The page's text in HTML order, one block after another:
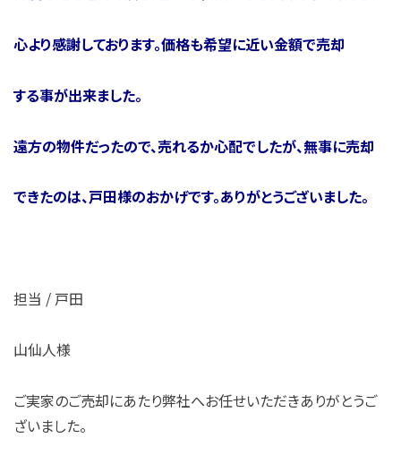
心より感謝しております。価格も希望に近い金額で売却
する事が出来ました。
遠方の物件だったので、売れるか心配でしたが、無事に売却
できたのは、戸田様のおかげです。ありがとうございました。
担当 / 戸田
山仙人様
ご実家のご売却にあたり弊社へお任せいただきありがとうご
ざいました。